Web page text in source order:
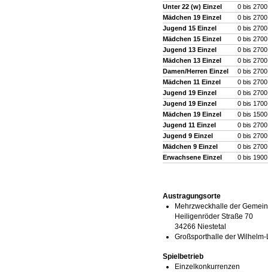
Unter 22 (w) Einzel
0 bis
Mädchen 19 Einzel
0 bis
Jugend 15 Einzel
0 bis
Mädchen 15 Einzel
0 bis
Jugend 13 Einzel
0 bis
Mädchen 13 Einzel
0 bis
Damen/Herren Einzel
0 bis
Mädchen 11 Einzel
0 bis
Jugend 19 Einzel
0 bis
Jugend 19 Einzel
0 bis
Mädchen 19 Einzel
0 bis
Jugend 11 Einzel
0 bis
Jugend 9 Einzel
0 bis
Mädchen 9 Einzel
0 bis
Erwachsene Einzel
0 bis
Austragungsorte
Mehrzweckhalle der
Heiligenröder Straße 70
34266 Niestetal
Großsporthalle der
Spielbetrieb
Einzelkonkurrenzen